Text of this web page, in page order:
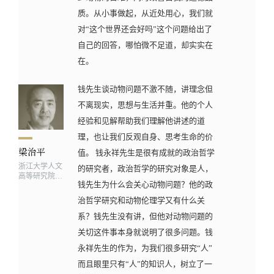
质。从小事做起，从近处用心，我们就
对“这个世界还会好吗”这个问题给出了
自己的回答，哪怕微不足道，却实实在
在。
浙江大学人文
高等研究院、
钱先生谈动物问题不激不随，讲理念但
不离现实，思想与生活并重。他的个人
经验和见解帮助我们理解他讲述的道
理，也让我们反观自身、思考生命的价
值。 钱永祥先生是很有成就的政治哲学
的研究者，政治哲学的研究对象是人，
钱先生为什么会关心动物问题？他的政
治哲学研究和动物伦理学又有什么关
系？钱先生没有讲，但他对动物问题的
关切这件事本身就说明了很多问题。钱
永祥先生的作为，为我们很多研究“人”
而且眼里只有“人”的知识人，树立了一